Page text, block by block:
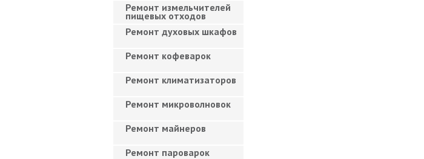
Ремонт измельчителей
пищевых отходов
Ремонт духовых шкафов
Ремонт кофеварок
Ремонт климатизаторов
Ремонт микроволновок
Ремонт майнеров
Ремонт пароварок